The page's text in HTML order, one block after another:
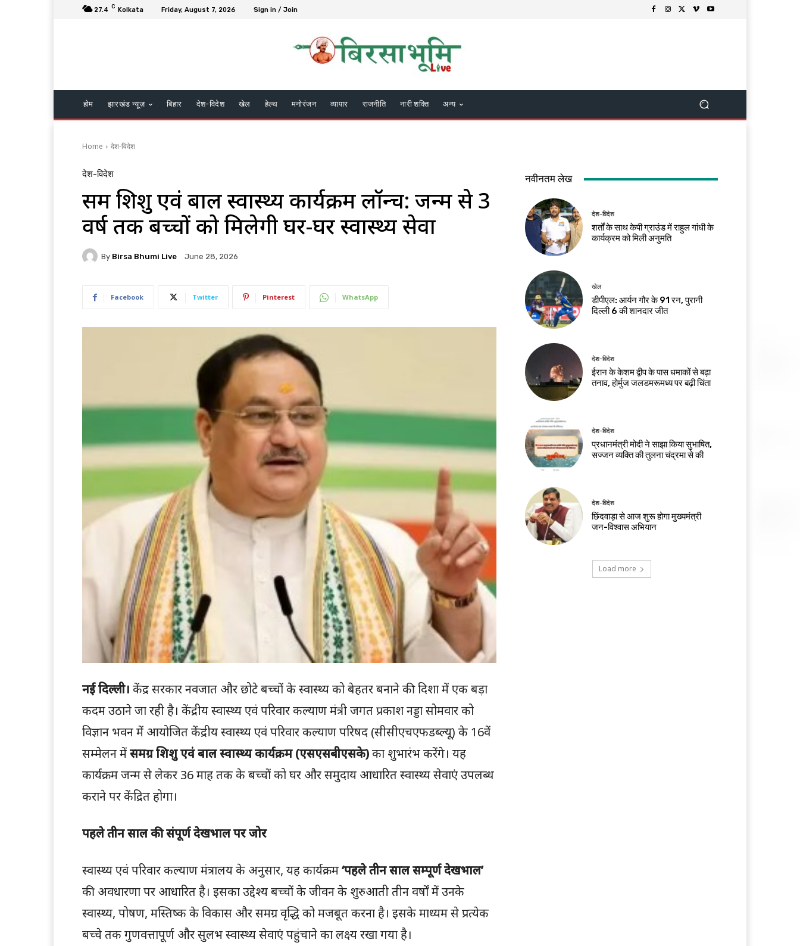
27.4 C Kolkata Friday, August 7, 2026 Sign in / Join
होम झारखंड न्यूज़ बिहार देश-विदेश खेल हेल्थ मनोरंजन व्यापार राजनीति नारी शक्ति अन्य
Home देश-विदेश
देश-विदेश
समग्र शिशु एवं बाल स्वास्थ्य कार्यक्रम लॉन्च: जन्म से 3
वर्ष तक बच्चों को मिलेगी घर-घर स्वास्थ्य सेवा
By Birsa Bhumi Live June 28, 2026
Facebook Twitter Pinterest WhatsApp
नई दिल्ली। केंद्र सरकार नवजात और छोटे बच्चों के स्वास्थ्य को बेहतर बनाने की दिशा में एक बड़ा
कदम उठाने जा रही है। केंद्रीय स्वास्थ्य एवं परिवार कल्याण मंत्री जगत प्रकाश नड्डा सोमवार को
विज्ञान भवन में आयोजित केंद्रीय स्वास्थ्य एवं परिवार कल्याण परिषद (सीसीएचएफडब्ल्यू) के 16वें
सम्मेलन मेंसमग्र शिशु एवं बाल स्वास्थ्य कार्यक्रम (एसएसबीएसके)का शुभारंभ करेंगे। यह
कार्यक्रम जन्म से लेकर 36 माह तक के बच्चों को घर और समुदाय आधारित स्वास्थ्य सेवाएं उपलब्ध
कराने पर केंद्रित होगा।
पहले तीन साल की संपूर्ण देखभाल पर जोर
स्वास्थ्य एवं परिवार कल्याण मंत्रालय के अनुसार, यह कार्यक्रम‘पहले तीन साल सम्पूर्ण देखभाल’
की अवधारणा पर आधारित है। इसका उद्देश्य बच्चों के जीवन के शुरुआती तीन वर्षों में उनके
स्वास्थ्य, पोषण, मस्तिष्क के विकास और समग्र वृद्धि को मजबूत करना है। इसके माध्यम से प्रत्येक
बच्चे तक गुणवत्तापूर्ण और सुलभ स्वास्थ्य सेवाएं पहुंचाने का लक्ष्य रखा गया है।
नवीनतम लेख
देश-विदेश
शर्तों के साथ केपी ग्राउंड में राहुल गांधी के
कार्यक्रम को मिली अनुमति
खेल
डीपीएल: आर्यन गौर के 91 रन, पुरानी
दिल्ली 6 की शानदार जीत
देश-विदेश
ईरान के केशम द्वीप के पास धमाकों से बढ़ा
तनाव, होर्मुज जलडमरूमध्य पर बढ़ी चिंता
देश-विदेश
प्रधानमंत्री मोदी ने साझा किया सुभाषित,
सज्जन व्यक्ति की तुलना चंद्रमा से की
देश-विदेश
छिंदवाड़ा से आज शुरू होगा मुख्यमंत्री
जन-विश्वास अभियान
Load more